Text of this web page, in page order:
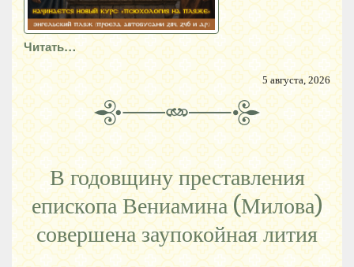
Читать…
5 августа, 2026
В годовщину преставления
епископа Вениамина (Милова)
совершена заупокойная лития